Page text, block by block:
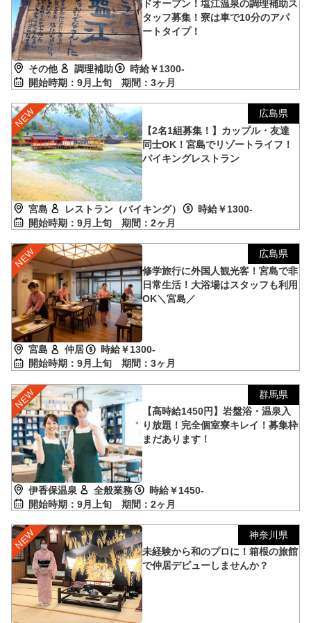
ドオープン！塩江温泉の調理補助ス
タッフ募集！寮は車で10分のアパ
ートタイプ！
その他 調理補助
時給￥1300-
開始時期：9月上旬 期間：3ヶ月
広島県
【2名1組募集！】カップル・友達
同士OK！宮島でリゾートライフ！
バイキングレストラン
宮島 レストラン（バイキング）
時給￥1300-
開始時期：9月上旬 期間：2ヶ月
広島県
修学旅行に外国人観光客！宮島で非
日常生活！大浴場はスタッフも利用
OK＼宮島／
宮島 仲居
時給￥1300-
開始時期：9月上旬 期間：3ヶ月
群馬県
【高時給1450円】岩盤浴・温泉入
り放題！完全個室寮キレイ！募集枠
まだあります！
伊香保温泉 全般業務
時給￥1450-
開始時期：9月上旬 期間：2ヶ月
神奈川県
未経験から和のプロに！箱根の旅館
で仲居デビューしませんか？